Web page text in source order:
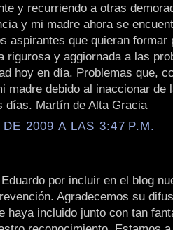
y recurriendo a otras
y mi madre ahora se
aspirantes que quieran formar
rigurosa y aggiornada a las
hoy en día. Problemas que,
madre debido al inaccionar de
días. Martín de Alta Gracia
2009 A LAS 3:47 P.M.
por incluir en el blog
Agradecemos su
haya incluido junto con tan